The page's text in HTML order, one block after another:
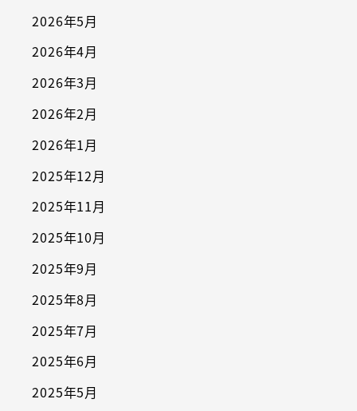
2026年5月
2026年4月
2026年3月
2026年2月
2026年1月
2025年12月
2025年11月
2025年10月
2025年9月
2025年8月
2025年7月
2025年6月
2025年5月